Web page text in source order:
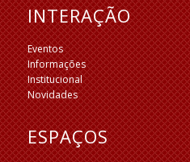
INTERAÇÃO
Eventos
Informações
Institucional
Novidades
ESPAÇOS